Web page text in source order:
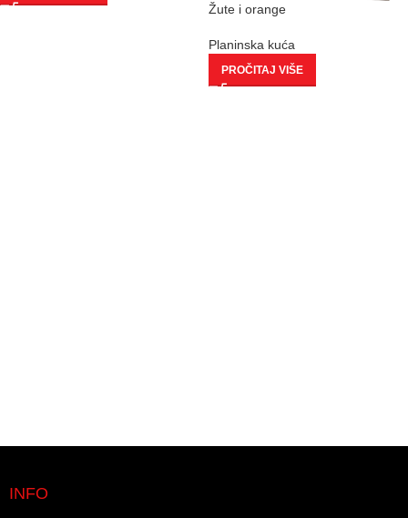
Žute i orange
Planinska kuća
PROČITAJ VIŠE
INFO